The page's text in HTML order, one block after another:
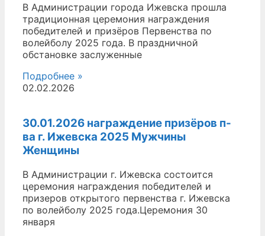
В Администрации города Ижевска прошла
традиционная церемония награждения
победителей и призёров Первенства по
волейболу 2025 года. В праздничной
обстановке заслуженные
Подробнее »
02.02.2026
30.01.2026 награждение призёров п-
ва г. Ижевска 2025 Мужчины
Женщины
В Администрации г. Ижевска состоится
церемония награждения победителей и
призеров открытого первенства г. Ижевска
по волейболу 2025 года.Церемония 30
января